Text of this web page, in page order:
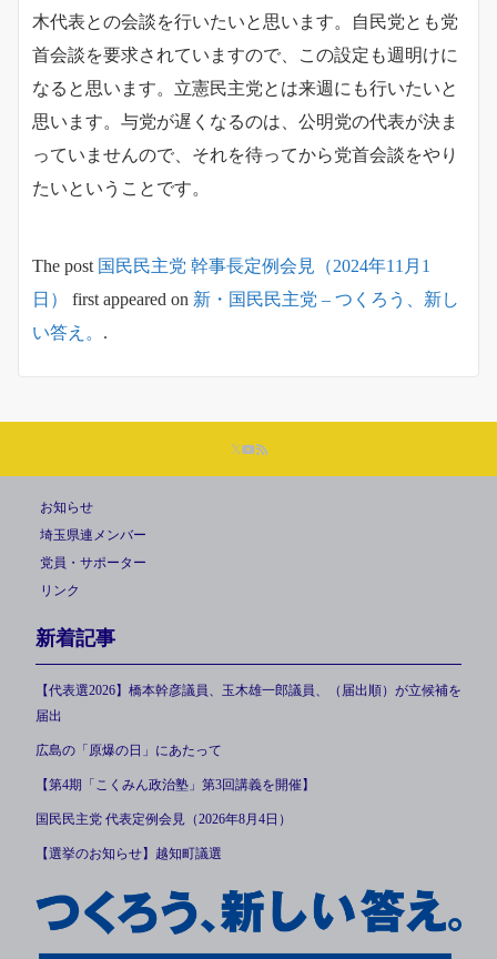
木代表との会談を行いたいと思います。自民党とも党
首会談を要求されていますので、この設定も週明けに
なると思います。立憲民主党とは来週にも行いたいと
思います。与党が遅くなるのは、公明党の代表が決ま
っていませんので、それを待ってから党首会談をやり
たいということです。
The post 国民民主党 幹事長定例会見（2024年11月1
日）
first appeared on 新・国民民主党 – つくろう、新し
い答え。 .
お知らせ
埼玉県連メンバー
党員・サポーター
リンク
新着記事
【代表選2026】橋本幹彦議員、玉木雄一郎議員、（届出順）が立候補を
届出
広島の「原爆の日」にあたって
【第4期「こくみん政治塾」第3回講義を開催】
国民民主党 代表定例会見（2026年8月4日）
【選挙のお知らせ】越知町議選